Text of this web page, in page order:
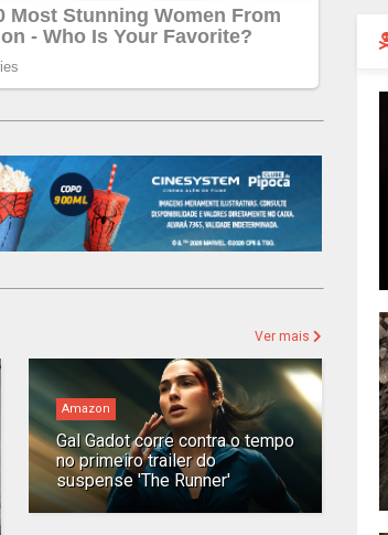
Ver mais
Amazon
Gal Gadot corre contra o tempo
no primeiro trailer do
suspense 'The Runner'